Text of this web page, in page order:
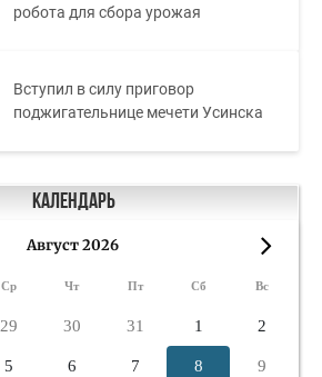
робота для сбора урожая
Вступил в силу приговор
поджигательнице мечети Усинска
Календарь
Август 2026
Ср Чт Пт Сб Вс
29 30 31 1 2
5 6 7 8 9